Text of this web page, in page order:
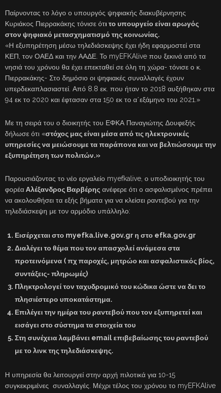
Παίρνοντας το λόγο ο υπουργός ψηφιακής διακυβέρνησης
Κυριάκος Πιερρακάκης τόνισε ότι το υπουργείο είναι αρωγός
στον ψηφιακό μετασχηματισμό της κοινωνίας.
«Η εξυπηρέτηση μέσω τηλεδιάσκεψης έχει ήδη εφαρμοστεί στα
ΚΕΠ, τον ΟΑΕΔ και την ΑΑΔΕ. Το myEFKAlive που ξεκινά από τα
νησιά του χρόνου θα έχει επεκταθεί σε όλη τη χώρα- τόνισε ο κ.
Πιερρακάκης- Στο δημόσιο οι ψηφιακές συναλλαγές έχουν
υπερδεκαπλασιαστεί. Από 8.8 εκ. που ήταν το 2018 αυξήθηκαν στα
94 εκ το 2020 και έφτασαν στα 150 εκ το α΄εξάμηνο του 2021.»
Με τη σειρά του ο διοικητής του ΕΦΚΑ Παναγιώτης Δουφεξής
δήλωσε ότι «στόχος μας είναι μέσα από τις ηλεκτρονικές
υπηρεσίες να μειώσουμε τα παράπονα και να βελτιώσουμε την
εξυπηρέτηση των πολιτών.»
Παρουσιάζοντας το νέο εργαλείο myefkalive, ο υποδιοικητής του
φορέαΑλέξανδρος Βαρβέρης ανέφερε ότι ο ασφαλισμένος πρέπει
να ακολουθήσει τα εξής βήματα για να κλείσει ραντεβού για την
τηλεδιάσκεψη με τον αρμόδιο υπάλληλο:
Εισέρχεται στο myefka.live.gov.gr η στο efka.gov.gr
Διαλέγει το θέμα που τον απασχολεί ανάμεσα στα
προτεινόμενα ( πχ παροχές, μητρώο και ασφαλιστικός βίος,
συντάξεις- πληρωμές)
Πληκτρολογεί τον ταχυδρομικό του κώδικα ώστε να δει το
πλησιέστερο υποκατάστημα.
Επιλέγει την ημέρα του ραντεβού που τον εξυπηρετεί και
εισάγει στο σύστημα τα στοιχεία του
Στη συνέχεια λαμβάνει email επιβεβαίωσης του ραντεβού
με το λινκ της τηλεδιάσκεψης.
Η υπηρεσία θα λειτουργεί στην αρχή πιλοτικά για 10-15
συγκεκριμένες συναλλαγές. Μέχρι τέλος του χρόνου το myEFKAlive